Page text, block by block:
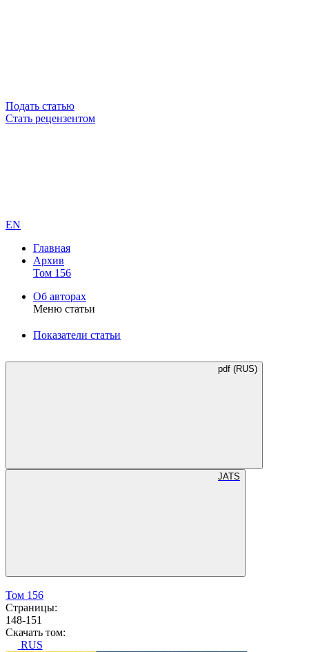
Подать статью
Стать рецензентом
EN
Главная
Архив
Том 156
Об авторах
Меню статьи
Показатели статьи
pdf (RUS)
JATS
Том 156
Страницы:
148-151
Скачать том:
RUS